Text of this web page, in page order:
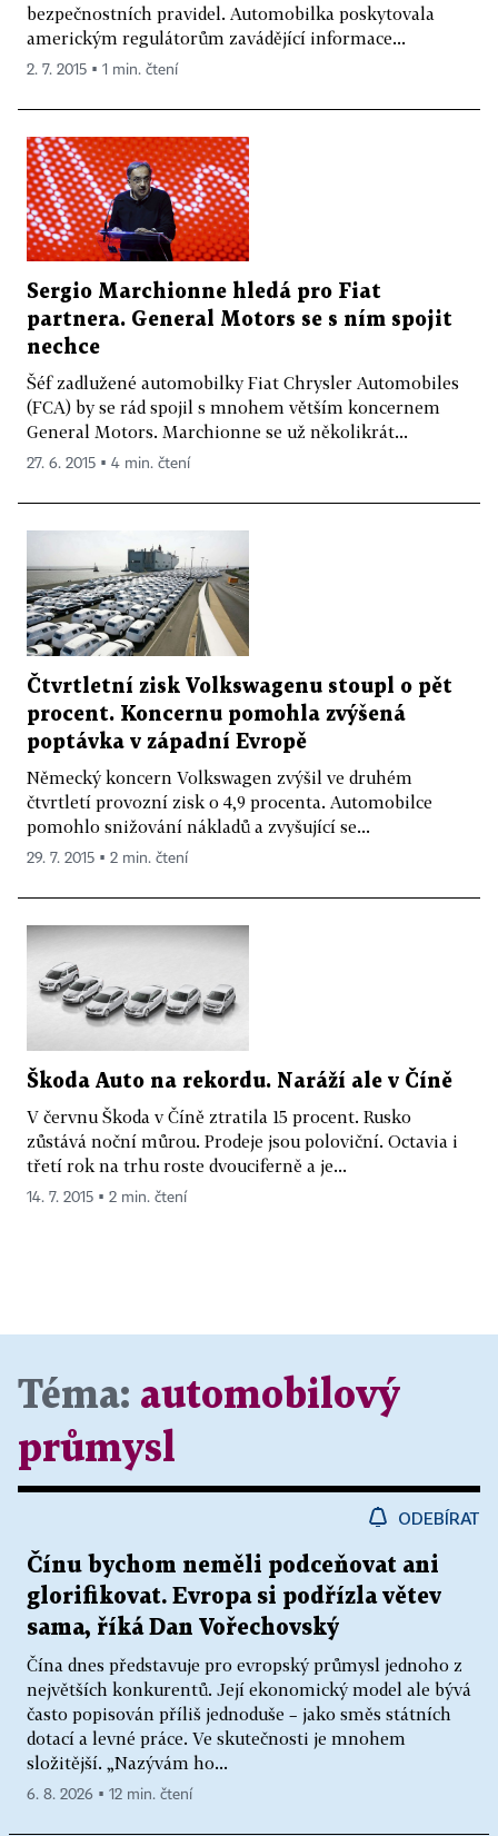
bezpečnostních pravidel. Automobilka poskytovala
americkým regulátorům zavádějící informace...
2. 7. 2015 ▪ 1 min. čtení
Sergio Marchionne hledá pro Fiat
partnera. General Motors se s ním spojit
nechce
Šéf zadlužené automobilky Fiat Chrysler Automobiles
(FCA) by se rád spojil s mnohem větším koncernem
General Motors. Marchionne se už několikrát...
27. 6. 2015 ▪ 4 min. čtení
Čtvrtletní zisk Volkswagenu stoupl o pět
procent. Koncernu pomohla zvýšená
poptávka v západní Evropě
Německý koncern Volkswagen zvýšil ve druhém
čtvrtletí provozní zisk o 4,9 procenta. Automobilce
pomohlo snižování nákladů a zvyšující se...
29. 7. 2015 ▪ 2 min. čtení
Škoda Auto na rekordu. Naráží ale v Číně
V červnu Škoda v Číně ztratila 15 procent. Rusko
zůstává noční můrou. Prodeje jsou poloviční. Octavia i
třetí rok na trhu roste dvouciferně a je...
14. 7. 2015 ▪ 2 min. čtení
Téma: automobilový
průmysl
ODEBÍRAT
Čínu bychom neměli podceňovat ani
glorifikovat. Evropa si podřízla větev
sama, říká Dan Vořechovský
Čína dnes představuje pro evropský průmysl jednoho z
největších konkurentů. Její ekonomický model ale bývá
často popisován příliš jednoduše – jako směs státních
dotací a levné práce. Ve skutečnosti je mnohem
složitější. „Nazývám ho...
6. 8. 2026 ▪ 12 min. čtení